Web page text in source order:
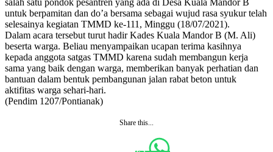
untuk berpamitan dan do’a bersama sebagai wujud rasa syukur telah
selesainya kegiatan TMMD ke-111, Minggu (18/07/2021).
Dalam acara tersebut turut hadir Kades Kuala Mandor B (M. Ali)
beserta warga. Beliau menyampaikan ucapan terima kasihnya
kepada anggota satgas TMMD karena sudah membangun kerja
sama yang baik dengan warga, memberikan banyak perhatian dan
bantuan dalam bentuk pembangunan jalan rabat beton untuk
aktifitas warga sehari-hari.
(Pendim 1207/Pontianak)
Share this...